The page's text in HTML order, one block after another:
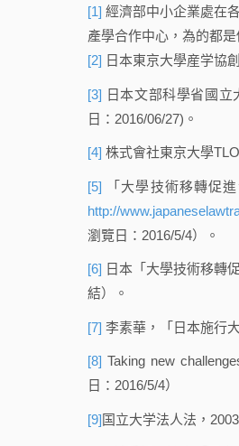
[1] 經濟部中小企業處在
產學合作中心，為的都是
[2] 日本東京大學産学協
[3] 日本文部科學省國立
日：2016/06/27)。
[4] 株式會社東京大學
[5] 「大學技術移轉促進
http://
瀏覽日：2016/5/4）。
[6] 日本「大學技術移轉
結）。
[7] 李素華，「日本施行
[8] Taking new
日：2016/5/4）
[9]国立大学法人法，